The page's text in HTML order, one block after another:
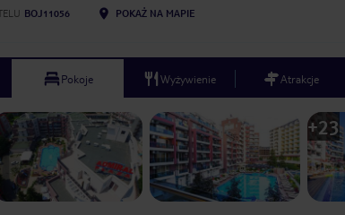
BOJ11056 POKAŻ NA MAPIE
Pokoje Wyżywienie Atrakcje
+23